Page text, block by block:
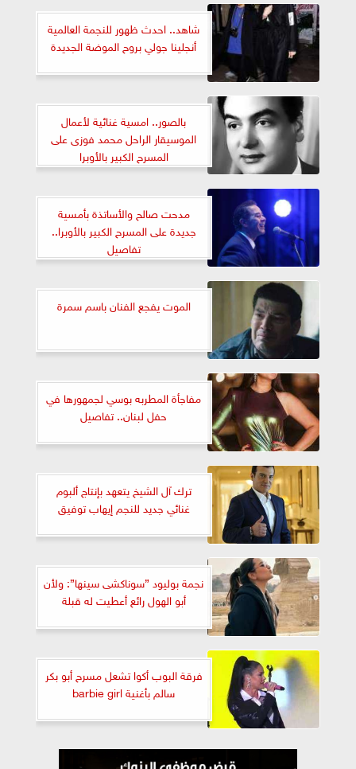
شاهد.. احدث ظهور للنجمة العالمية
أنجلينا جولي بروح الموضة الجديدة
بالصور.. امسية غنائية لأعمال
الموسيقار الراحل محمد فوزى على
المسرح الكبير بالأوبرا
مدحت صالح والأساتذة بأمسية
جديدة على المسرح الكبير بالأوبرا..
تفاصيل
الموت يفجع الفنان باسم سمرة
مفاجأة المطربه بوسي لجمهورها في
حفل لبنان.. تفاصيل
ترك آل الشيخ يتعهد بإنتاج ألبوم
غنائي جديد للنجم إيهاب توفيق
نجمة بوليود ”سوناكشى سينها”: ولأن
أبو الهول رائع أعطيت له قبلة
فرقة البوب أكوا تشعل مسرح أبو بكر
سالم بأغنية barbie girl